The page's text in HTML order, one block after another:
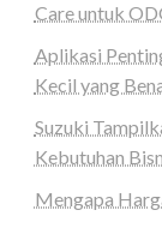
Care untuk
Aplikasi
Kecil yang
Suzuki
Kebutuhan
Mengapa